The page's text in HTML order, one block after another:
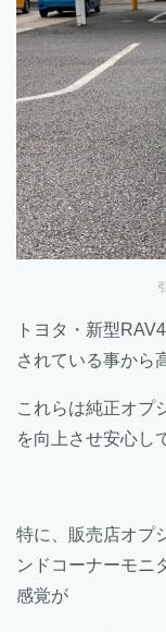
トヨタ・新型
されている事から
これらは純正オプ
を向上させ安心し
特に、販売店オプ
ンドコーナーモニ
感覚が